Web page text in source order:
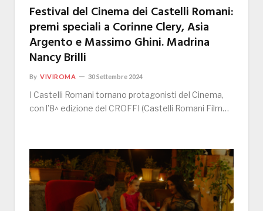
Festival del Cinema dei Castelli Romani:
premi speciali a Corinne Clery, Asia
Argento e Massimo Ghini. Madrina
Nancy Brilli
By VIVIROMA 30 Settembre 2024
I Castelli Romani tornano protagonisti del Cinema,
con l’8^ edizione del CROFFI (Castelli Romani Film…